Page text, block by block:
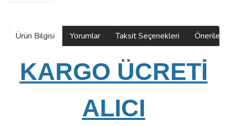
Ürün Bilgisi Yorumlar Taksit Seçenekleri
KARGO ÜCRETİ
ALICI